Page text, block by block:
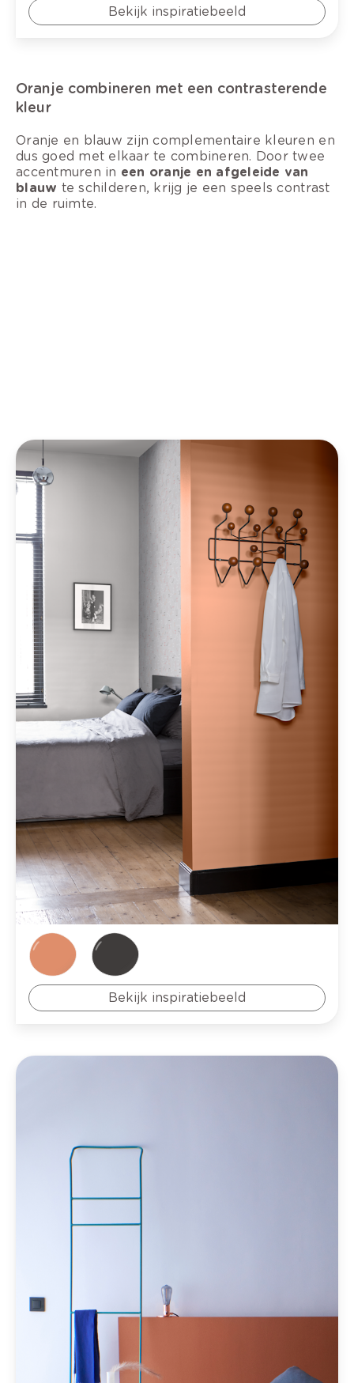
Bekijk inspiratiebeeld
Oranje combineren met een contrasterende
kleur
Oranje en blauw zijn complementaire kleuren en
dus goed met elkaar te combineren. Door twee
accentmuren in een oranje en afgeleide van
blauw te schilderen, krijg je een speels contrast
in de ruimte.
Bekijk inspiratiebeeld